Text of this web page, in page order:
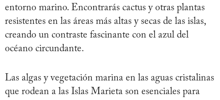
entorno marino. Encontrarás cactus y otras plantas
resistentes en las áreas más altas y secas de las islas,
creando un contraste fascinante con el azul del
océano circundante.
Las algas y vegetación marina en las aguas cristalinas
que rodean a las Islas Marieta son esenciales para